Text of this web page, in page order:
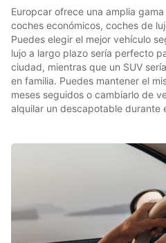
Europcar ofrece una amplia
coches económicos, coches de
Puedes elegir el mejor vehículo
lujo a largo plazo sería perfecto
ciudad, mientras que un SUV
en familia. Puedes mantener el
meses seguidos o cambiarlo de
alquilar un descapotable durante